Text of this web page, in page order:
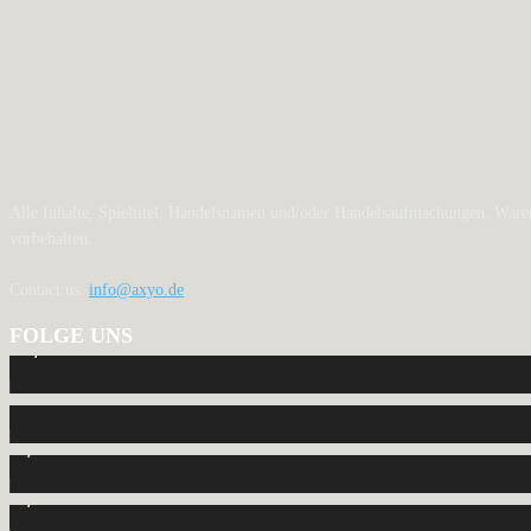
info@axyo.de
FOLGE UNS